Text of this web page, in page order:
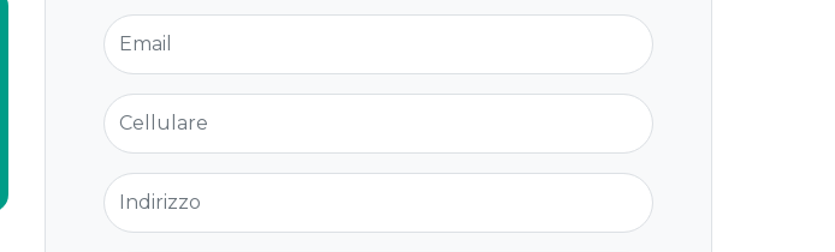
Email
Cellulare
Indirizzo